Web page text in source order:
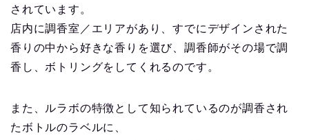
されています。
店内に調香室／エリアがあり、すでにデザインされた
香りの中から好きな香りを選び、調香師がその場で調
香し、ボトリングをしてくれるのです。
また、ルラボの特徴として知られているのが調香され
たボトルのラベルに、